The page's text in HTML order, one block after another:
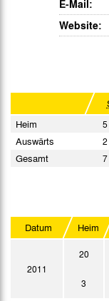
E-Mail:
Website:
Heim
5
Auswärts 2
Gesamt 7
Datum Heim
2011
20
3